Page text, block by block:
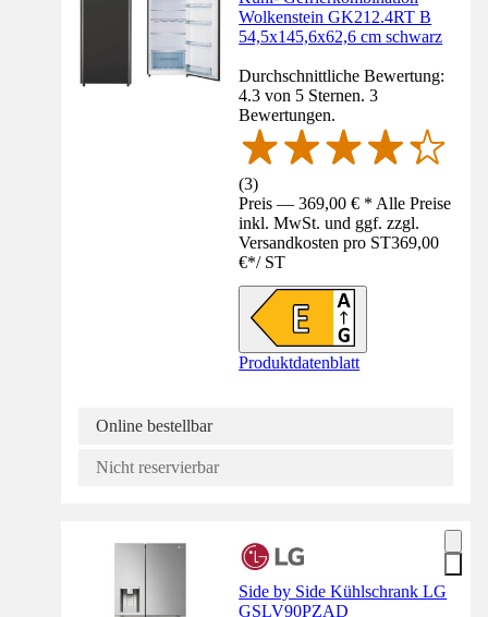
Wolkenstein GK212.4RT B
54,5x145,6x62,6 cm schwarz
Durchschnittliche Bewertung:
4.3 von 5 Sternen. 3
Bewertungen.
(3)
Preis — 369,00 € * Alle Preise
inkl. MwSt. und ggf. zzgl.
Versandkosten pro ST369,00
€*/ ST
Produktdatenblatt
Online bestellbar
Nicht reservierbar
Side by Side Kühlschrank LG
GSLV90PZAD